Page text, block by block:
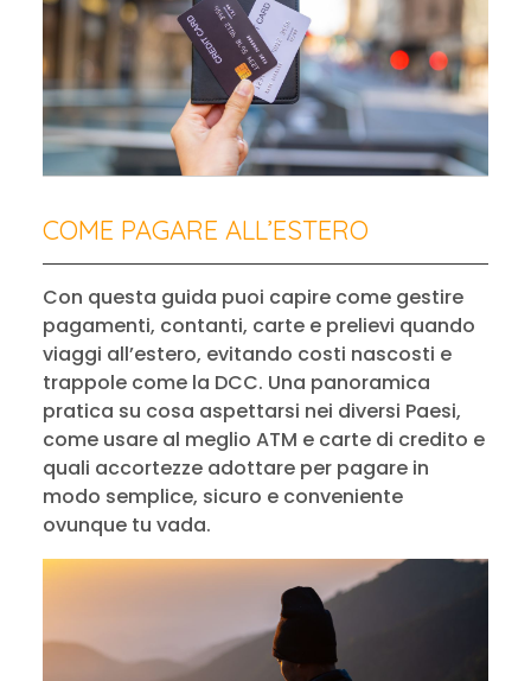
COME PAGARE ALL’ESTERO
Con questa guida puoi capire come gestire
pagamenti, contanti, carte e prelievi quando
viaggi all’estero, evitando costi nascosti e
trappole come la DCC. Una panoramica
pratica su cosa aspettarsi nei diversi Paesi,
come usare al meglio ATM e carte di credito e
quali accortezze adottare per pagare in
modo semplice, sicuro e conveniente
ovunque tu vada.